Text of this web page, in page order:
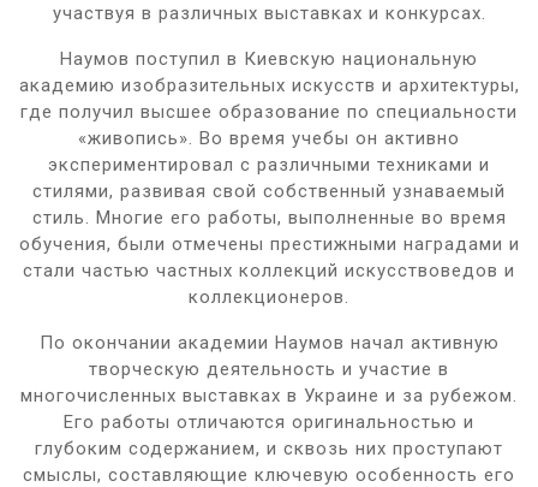
участвуя в различных выставках и конкурсах.
Наумов поступил в Киевскую национальную
академию изобразительных искусств и архитектуры,
где получил высшее образование по специальности
«живопись». Во время учебы он активно
экспериментировал с различными техниками и
стилями, развивая свой собственный узнаваемый
стиль. Многие его работы, выполненные во время
обучения, были отмечены престижными наградами и
стали частью частных коллекций искусствоведов и
коллекционеров.
По окончании академии Наумов начал активную
творческую деятельность и участие в
многочисленных выставках в Украине и за рубежом.
Его работы отличаются оригинальностью и
глубоким содержанием, и сквозь них проступают
смыслы, составляющие ключевую особенность его